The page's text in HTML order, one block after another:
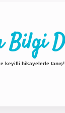
Bilgi
keyifli hikayelerle tanış!